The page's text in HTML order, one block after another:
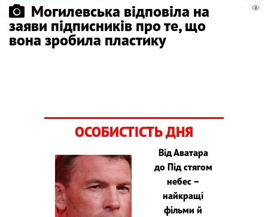
Могилевська відповіла на
заяви підписників про те, що
вона зробила пластику
ОСОБИСТІСТЬ ДНЯ
Від Аватара
до Під стягом
небес –
найкращі
фільми й